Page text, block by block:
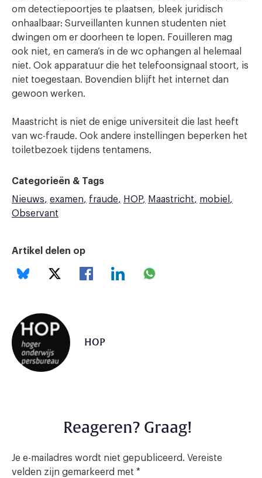
om detectiepoortjes te plaatsen, bleek juridisch
onhaalbaar: Surveillanten kunnen studenten niet
dwingen om er doorheen te lopen. Fouilleren mag
ook niet, en camera’s in de wc ophangen al helemaal
niet. Ook apparatuur die het telefoonsignaal stoort, is
niet toegestaan. Bovendien blijft het internet dan
gewoon werken.
Maastricht is niet de enige universiteit die last heeft
van wc-fraude. Ook andere instellingen beperken het
toiletbezoek tijdens tentamens.
Categorieën & Tags
Nieuws
examen fraude HOP Maastricht
mobiel
Observant
Artikel delen op
HOP
Reageren? Graag!
Je e-mailadres wordt niet gepubliceerd. Vereiste
velden zijn gemarkeerd met *